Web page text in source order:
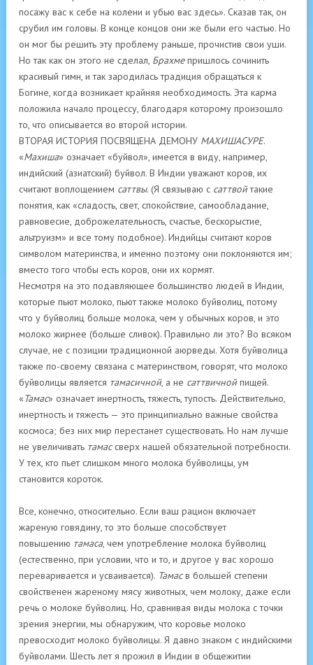
посажу вас к себе на колени и убью вас здесь». Сказав так, он
срубил им головы. В конце концов они же были его частью. Но
он мог бы решить эту проблему раньше, прочистив свои уши.
Но так как он этого не сделал, Брахмепришлось сочинить
красивый гимн, и так зародилась традиция обращаться к
Богине, когда возникает крайняя необходимость. Эта карма
положила начало процессу, благодаря которому произошло
то, что описывается во второй истории.
ВТОРАЯ ИСТОРИЯ ПОСВЯЩЕНА ДЕМОНУ МАХИШАСУРЕ.
«Махиша» означает «буйвол», имеется в виду, например,
индийский (азиатский) буйвол. В Индии уважают коров, их
считают воплощением саттвы. (Я связываю с саттвойтакие
понятия, как «сладость, свет, спокойствие, самообладание,
равновесие, доброжелательность, счастье, бескорыстие,
альтруизм» и все тому подобное). Индийцы считают коров
символом материнства, и именно поэтому они поклоняются им;
вместо того чтобы есть коров, они их кормят.
Несмотря на это подавляющее большинство людей в Индии,
которые пьют молоко, пьют также молоко буйволиц, потому
что у буйволиц больше молока, чем у обычных коров, и это
молоко жирнее (больше сливок). Правильно ли это? Во всяком
случае, не с позиции традиционной аюрведы. Хотя буйволица
также по-своему связана с материнством, говорят, что молоко
буйволицы является тамасичной, а не саттвичнойпищей.
«Тамас» означает инертность, тяжесть, тупость. Действительно,
инертность и тяжесть — это принципиально важные свойства
космоса; без них мир перестанет существовать. Но нам лучше
не увеличивать тамассверх нашей обязательной потребности.
У тех, кто пьет слишком много молока буйволицы, ум
становится короток.
Все, конечно, относительно. Если ваш рацион включает
жареную говядину, то это больше способствует
повышению тамаса, чем употребление молока буйволиц
(естественно, при условии, что и то, и другое у вас хорошо
переваривается и усваивается). Тамасв большей степени
свойственен жареному мясу животных, чем молоку, даже если
речь о молоке буйволиц. Но, сравнивая виды молока с точки
зрения энергии, мы обнаружим, что коровье молоко
превосходит молоко буйволицы. Я давно знаком с индийскими
буйволами. Шесть лет я прожил в Индии в общежитии